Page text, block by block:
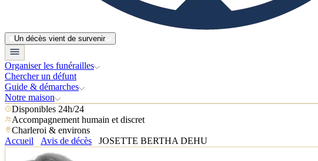
Un décès vient de survenir
Organiser les funérailles
Chercher un défunt
Guide & démarches
Notre maison
Disponibles 24h/24
Accompagnement humain et discret
Charleroi & environs
Accueil
Avis de décès JOSETTE BERTHA DEHU